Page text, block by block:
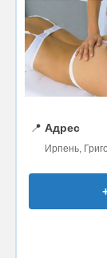
📍 Адрес
Ирпень,